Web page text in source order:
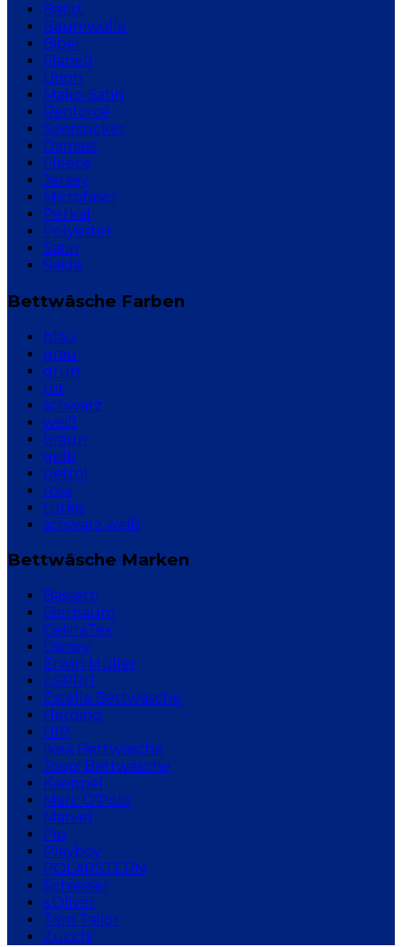
Batist
Baumwolle
Biber
Flanell
Linon
Mako-Satin
Renforcé
Seersucker
Damast
Fleece
Jersey
Microfaser
Perkal
Polyester
Satin
Seide
Bettwäsche Farben
blau
grau
grün
rot
schwarz
weiß
braun
gelb
petrol
rosa
türkis
schwarz weiß
Bettwäsche Marken
Bassetti
Bierbaum
CelinaTex
Disney
Erwin Müller
ESPRIT
Estella Bettwäsche
Herding
HIP
Ikea Bettwäsche
Joop! Bettwäsche
Kaeppel
Marc O'Polo
Marvel
Pip
Playboy
POLARSTERN
Schiesser
s.Oliver
Tom Tailor
Zucchi